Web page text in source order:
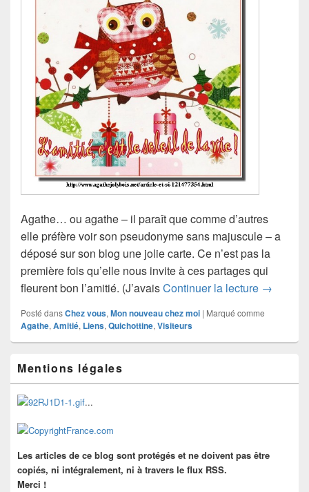
Agathe… ou agathe – il paraît que comme d’autres
elle préfère voir son pseudonyme sans majuscule – a
déposé sur son blog une jolie carte. Ce n’est pas la
première fois qu’elle nous invite à ces partages qui
fleurent bon l’amitié. (J’avaisContinuer la lecture Ces
→
Posté dansChez vous, Mon nouveau chez moi | Marqué comme
Agathe, Amitié, Liens, Quichottine, Visiteurs
principale
de
widget
pour
barre
Mentions légales
...
Les articles de ce blog sont protégés et ne doivent pas être
copiés, ni intégralement, ni à travers le flux RSS.
Merci !